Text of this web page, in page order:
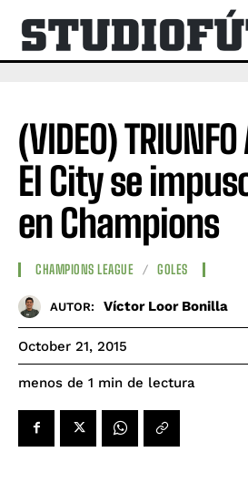
(VIDEO)
El City se
en Champions
CHAMPIONS LEAGUE GOLES
AUTOR: Víctor Loor Bonilla
October 21, 2015
menos de 1 min de lectura